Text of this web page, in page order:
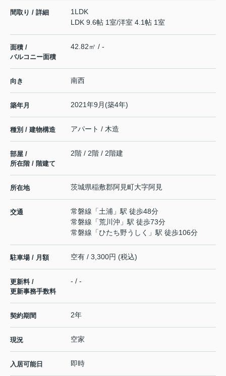
間取り / 詳細
1LDK
LDK 9.6帖 1室/洋室 4.1帖 1室
面積 /
バルコニー面積
42.82㎡ / -
向き 南西
築年月 2021年9月(築4年)
種別 / 建物構造 アパート / 木造
部屋 /
所在階 / 階建て
2階 / 2階 / 2階建
所在地 茨城県稲敷郡阿見町大字阿見
交通 常磐線 「土浦 」駅 徒歩48分
常磐線 「荒川沖 」駅 徒歩73分
常磐線 「ひたち野うしく 」駅 徒歩106分
駐車場 / 月額 空有 / 3,300円 (税込)
更新料 /
更新事務手数料
- / -
契約期間 2年
現況 空家
入居可能日 即時